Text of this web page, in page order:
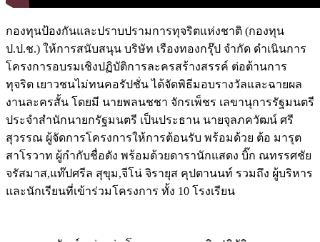
กองทุนป้องกันและปราบปรามการทุจริตแห่งชาติ (กองทุน
ป.ป.ช.) ให้การสนับสนุน บริษัท เรืองทองกรุ๊ป จำกัด ดำเนินการ
โครงการอบรมเชิงปฏิบัติการละครสร้างสรรค์ ต่อต้านการ
ทุจริต เยาวชนไม่ทนคอรัปชั่น ได้จัดพิธีมอบรางวัลและฉายผล
งานละครสั้น โดยมี นายพลนชชา จักรเพ็ชร เลขานุการรัฐมนตรี
ประจำสำนักนายกรัฐมนตรี เป็นประธาน นายจุลภควัฒน์ ศรี
สุวรรณ ผู้จัดการโครงการให้การต้อนรับ พร้อมด้วย ต้อ มารุต
สาโรวาท ผู้กำกับชื่อดัง พร้อมด้วยดารานักแสดง บิ๊ก ณทรรศชัย
จรัสมาส,แท๊ปศรีล สุขุม,จีโน่ จิรายุส คุปตานนท์ รวมถึง ผู้บริหาร
และนักเรียนที่เข้าร่วมโครงการ ทั้ง 10 โรงเรียน